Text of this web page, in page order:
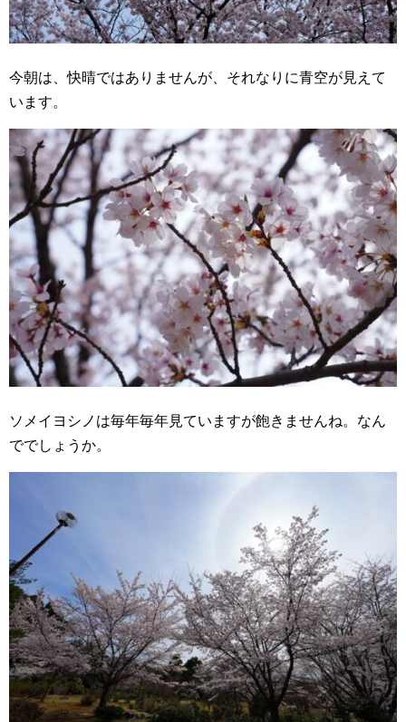
今朝は、快晴ではありませんが、それなりに青空が見えて
います。
ソメイヨシノは毎年毎年見ていますが飽きませんね。なん
ででしょうか。